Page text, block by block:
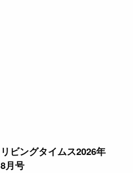
リビングタイムス2026年
8月号